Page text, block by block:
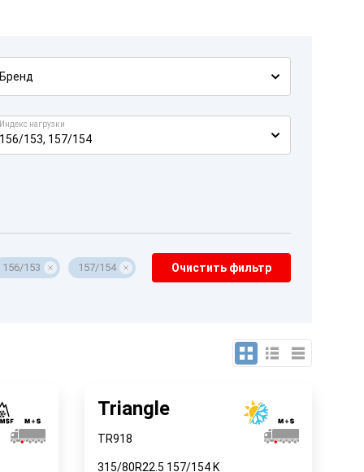
нагрузки
153, 157/154
156/153 157/154 Очистить фильтр
Triangle
TR918
315/80R22.5 157/154 K